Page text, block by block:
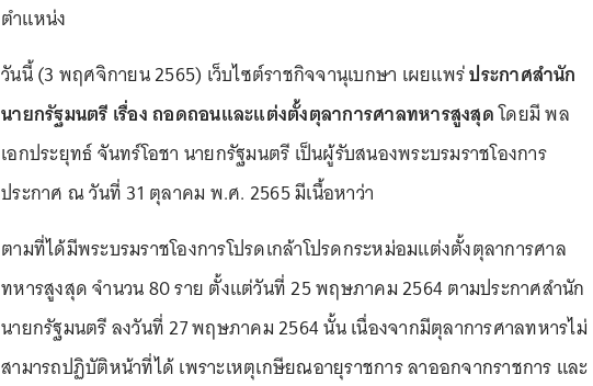
ตำแหน่ง
วันนี้ (3 พฤศจิกายน 2565) เว็บไซต์ราชกิจจานุเบกษา เผยแพร่ประกาศสำนัก
นายกรัฐมนตรี เรื่อง ถอดถอนและแต่งตั้งตุลาการศาลทหารสูงสุดโดยมี พล
เอกประยุทธ์ จันทร์โอชา นายกรัฐมนตรี เป็นผู้รับสนองพระบรมราชโองการ
ประกาศ ณ วันที่ 31 ตุลาคม พ.ศ. 2565 มีเนื้อหาว่า
ตามที่ได้มีพระบรมราชโองการโปรดเกล้าโปรดกระหม่อมแต่งตั้งตุลาการศาล
ทหารสูงสุด จำนวน 80 ราย ตั้งแต่วันที่ 25 พฤษภาคม 2564 ตามประกาศสำนัก
นายกรัฐมนตรี ลงวันที่ 27 พฤษภาคม 2564 นั้น เนื่องจากมีตุลาการศาลทหารไม่
สามารถปฏิบัติหน้าที่ได้ เพราะเหตุเกษียณอายุราชการ ลาออกจากราชการ และ